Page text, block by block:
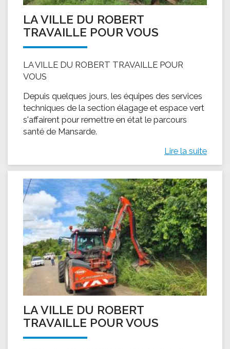
LA VILLE DU ROBERT
TRAVAILLE POUR VOUS
LA VILLE DU ROBERT TRAVAILLE POUR
VOUS
Depuis quelques jours, les équipes des services
techniques de la section élagage et espace vert
s'affairent pour remettre en état le parcours
santé de Mansarde.
Lire la suite
LA VILLE DU ROBERT
TRAVAILLE POUR VOUS